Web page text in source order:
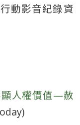
動影音紀錄資
人權價值—赦